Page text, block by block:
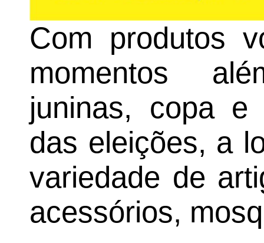
Com produtos
momentos
juninas, copa
das eleições, a
variedade de
acessórios,